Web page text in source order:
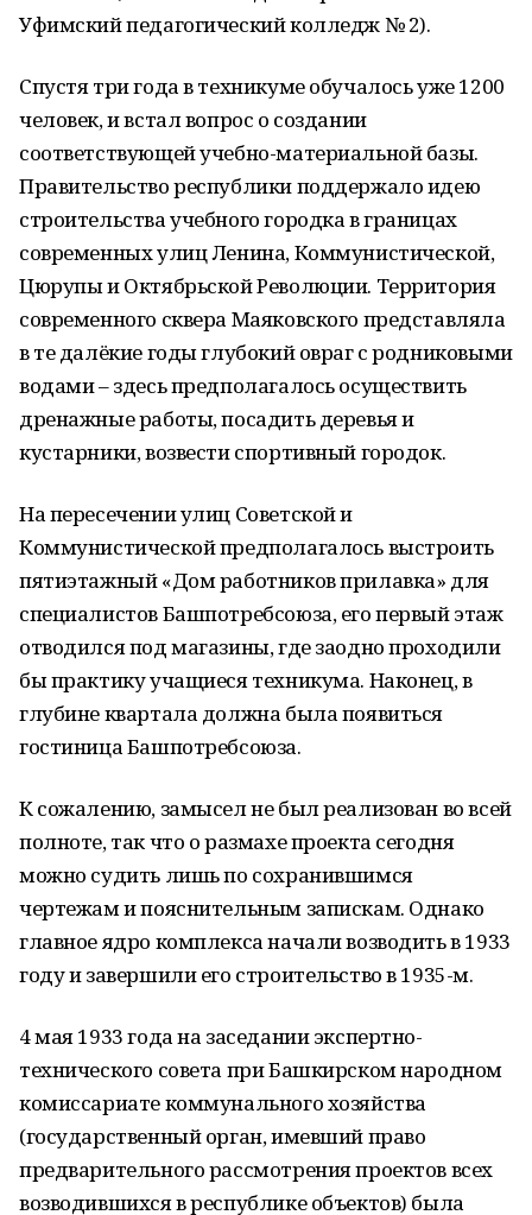
Уфимский педагогический колледж № 2).
Спустя три года в техникуме обучалось уже 1200
человек, и встал вопрос о создании
соответствующей учебно-материальной базы.
Правительство республики поддержало идею
строительства учебного городка в границах
современных улиц Ленина, Коммунистической,
Цюрупы и Октябрьской Революции. Территория
современного сквера Маяковского представляла
в те далёкие годы глубокий овраг с родниковыми
водами – здесь предполагалось осуществить
дренажные работы, посадить деревья и
кустарники, возвести спортивный городок.
На пересечении улиц Советской и
Коммунистической предполагалось выстроить
пятиэтажный «Дом работников прилавка» для
специалистов Башпотребсоюза, его первый этаж
отводился под магазины, где заодно проходили
бы практику учащиеся техникума. Наконец, в
глубине квартала должна была появиться
гостиница Башпотребсоюза.
К сожалению, замысел не был реализован во всей
полноте, так что о размахе проекта сегодня
можно судить лишь по сохранившимся
чертежам и пояснительным запискам. Однако
главное ядро комплекса начали возводить в 1933
году и завершили его строительство в 1935-м.
4 мая 1933 года на заседании экспертно-
технического совета при Башкирском народном
комиссариате коммунального хозяйства
(государственный орган, имевший право
предварительного рассмотрения проектов всех
возводившихся в республике объектов) была